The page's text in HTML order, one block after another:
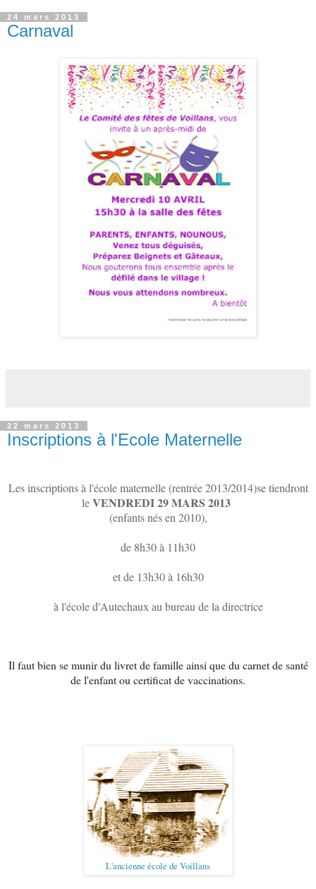
24 mars 2013
Carnaval
22 mars 2013
Inscriptions à l'Ecole Maternelle
Les inscriptions à l'école maternelle (rentrée 2013/2014)se tiendront
leVENDREDI 29 MARS 2013
(enfants nés en 2010),
de 8h30 à 11h30
et de 13h30 à 16h30
à l'école d'Autechaux au bureau de la directrice
Il faut bien se munir du livret de famille ainsi que du carnet de santé
de l'enfant ou certificat de vaccinations.
L'ancienne école de Voillans